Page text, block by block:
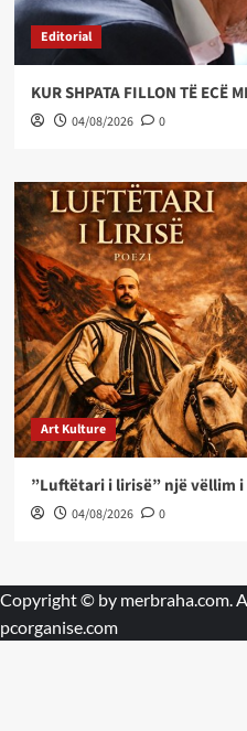
Editorial
KUR SHPATA FILLON TË ECË
04/08/2026 0
Art Kulture
”Luftëtari i lirisë” një vëllim i
04/08/2026 0
Copyright © by merbraha.com.
pcorganise.com